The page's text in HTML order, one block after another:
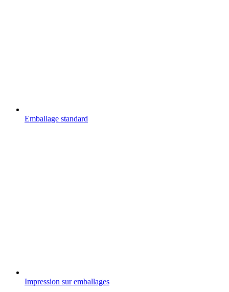
Emballage standard
Impression sur emballages